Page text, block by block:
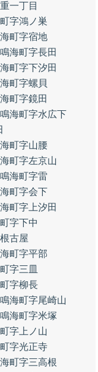
一丁目
字鴻ノ巣
町字宿地
鳴海町字長田
町字下汐田
町字螺貝
町字鏡田
鳴海町字水広下
町字山腰
町字左京山
鳴海町字雷
町字会下
町字上汐田
字下中
古屋
町字平部
字三皿
字柳長
鳴海町字尾崎山
鳴海町字米塚
字上ノ山
字光正寺
町字三高根